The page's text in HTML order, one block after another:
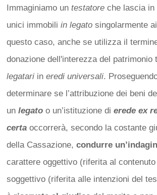
Immaginiamo un testatoreche lascia in
unici immobili in legatosingolarmente
questo caso, anche se utilizza il
donazione dell'interezza del patrimonio
legatariin eredi universali.
determinare se l’attribuzione dei beni
un legatoo un’istituzione di erede ex
certaoccorrerà, secondo la costante
della Cassazione, condurre
carattere oggettivo (riferita al contenuto
soggettivo (riferita alle intenzioni del